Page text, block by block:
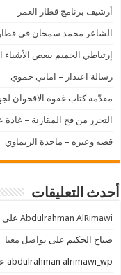
أرشيف برنامج قطار العمر
الشاعر محمد سمحان في قطار
إرتباطي الحميم ببعض الأشياء
رسالة اعتذار – اماني حموي
مقدّمة كتاب غفوة الاقحوان
التحرر من فخ المقارنة – غادة
قصه وعبره – ماجدة الريماوي
أحدث التعليقات
Abdulrahman AlRimawi على
صباح الحكيم علىتواصل معنا
abdulrahman alrimawi_wp